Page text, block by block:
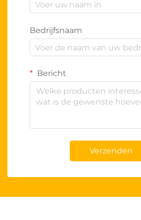
Bedrijfsnaam
Bericht
Verzenden